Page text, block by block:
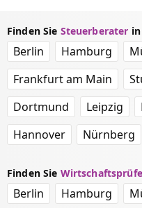
Finden Sie Steuerberater
Berlin Hamburg
Frankfurt am Main
Dortmund
Leipzig
Hannover
Nürnberg
Finden Sie
Berlin Hamburg